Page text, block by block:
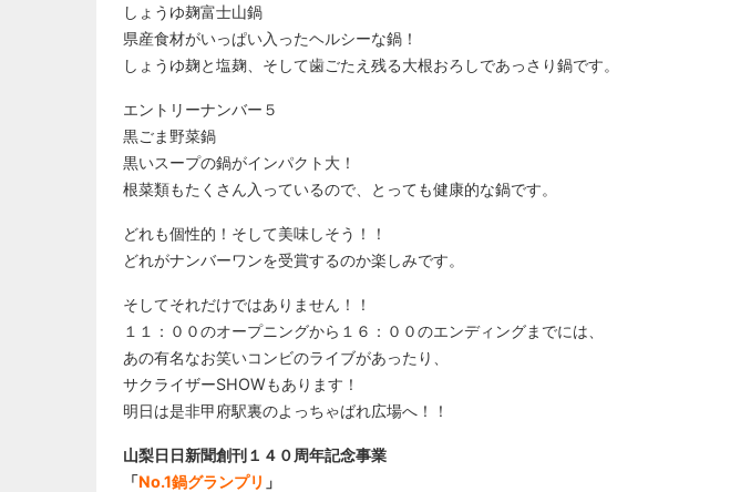
しょうゆ麹富士山鍋
県産食材がいっぱい入ったヘルシーな鍋！
しょうゆ麹と塩麹、そして歯ごたえ残る大根おろしであっさり鍋です。
エントリーナンバー５
黒ごま野菜鍋
黒いスープの鍋がインパクト大！
根菜類もたくさん入っているので、とっても健康的な鍋です。
どれも個性的！そして美味しそう！！
どれがナンバーワンを受賞するのか楽しみです。
そしてそれだけではありません！！
１１：００のオープニングから１６：００のエンディングまでには、
あの有名なお笑いコンビのライブがあったり、
サクライザーSHOWもあります！
明日は是非甲府駅裏のよっちゃばれ広場へ！！
山梨日日新聞創刊１４０周年記念事業
「No.1鍋グランプリ 」